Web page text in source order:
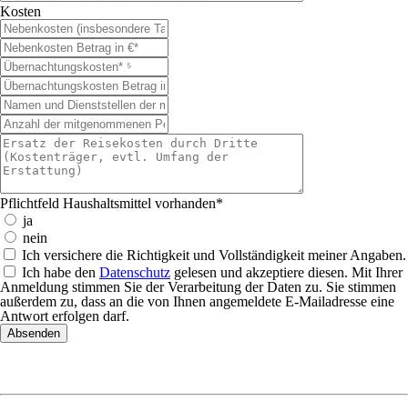
Kosten
Pflichtfeld Haushaltsmittel vorhanden*
ja
nein
Ich versichere die Richtigkeit und Vollständigkeit meiner Angaben.
Ich habe den Datenschutz gelesen und akzeptiere diesen. Mit Ihrer
Anmeldung stimmen Sie der Verarbeitung der Daten zu. Sie stimmen
außerdem zu, dass an die von Ihnen angemeldete E-Mailadresse eine
Antwort erfolgen darf.
Absenden